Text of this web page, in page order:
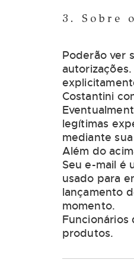
3. Sobre
Poderão ver
Costantini
legítimas
mediante
Além do
Seu e-mail é
usado para
lançamento
momento.
produtos.